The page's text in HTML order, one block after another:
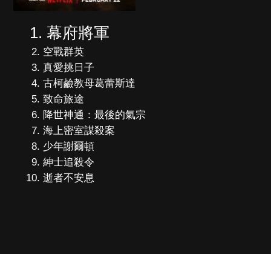
幕府將軍
空戰群英
真愛挑日子
古柯鹼教母葛蕾斯達
致命旅途
降世神通：最後的氣宗
海上密室謀殺案
少年謝爾頓
紳士追殺令
逝者不安息